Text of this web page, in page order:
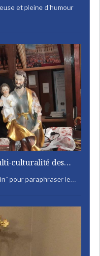
et pleine d'humour
culturalité des…
pour paraphraser le…